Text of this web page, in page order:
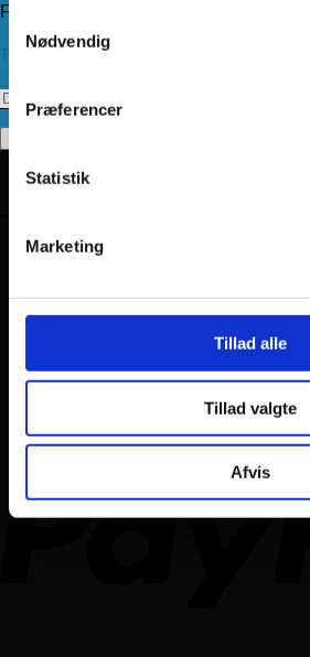
Samtykkevalg
Nødvendig
Præferencer
Statistik
Marketing
Tillad alle
Tillad valgte
Afvis
Følg os
Tilmeld dig vores nyhedsbrev